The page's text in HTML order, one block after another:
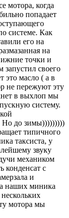
мотора, когда
попадает
системе. Как
его на
на
точки и
запустил своего
это масло ( а в
не пережуют эту
в выхлоп мы
систему.
Но до зимы)))))))))
типичного
таксиста, у
звуку
механиком
конденсат с
и
наших миника
мотора мы